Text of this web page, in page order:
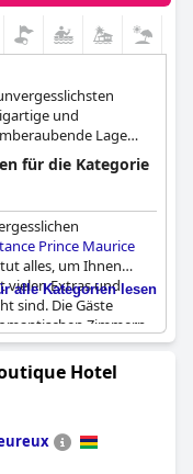
und
Lage
für die Kategorie
Prince Maurice
alles, um Ihnen
vielen Extras und
sind. Die Gäste
Zimmern,
Lagune und das
zum Detail für
hohem Niveau.
an einen perfekten
Es ist das
und
alle Kategorien lesen
Hotel